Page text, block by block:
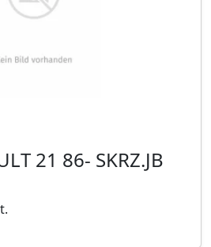
21 86- SKRZ.JB